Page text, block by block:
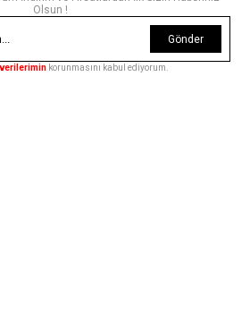
Olsun !
Gönder
korunmasını kabul ediyorum.